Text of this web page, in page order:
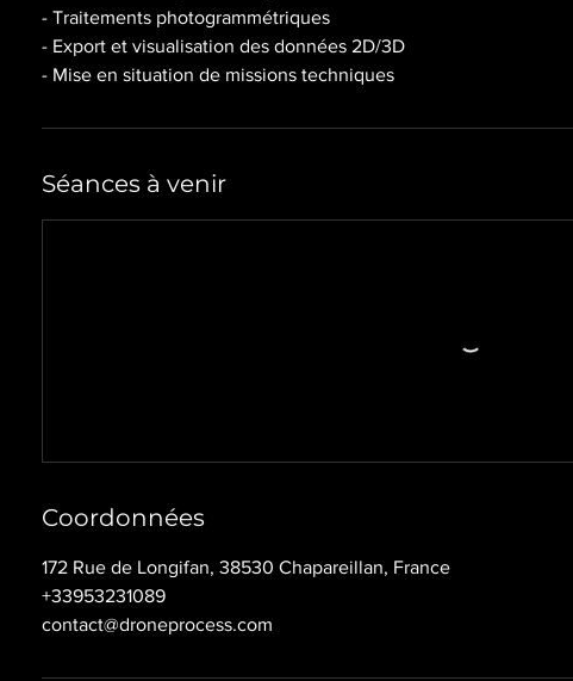
- Traitements photogrammétriques
- Export et visualisation des données 2D/3D
- Mise en situation de missions techniques
Séances à venir
Coordonnées
172 Rue de Longifan, 38530 Chapareillan, France
+33953231089
contact@droneprocess.com